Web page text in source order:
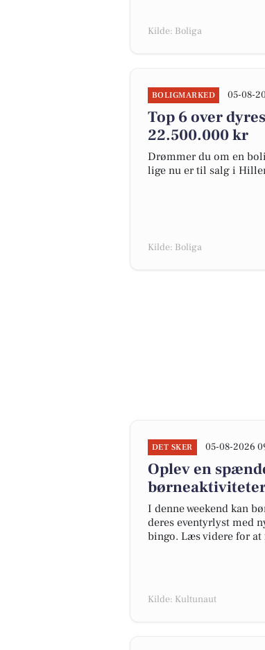
Kilde: Boliga
BOLIGMARKED 05-08-
Top 6 over
22.500.000 kr
Drømmer du om en
lige nu er til salg i
Kilde: Boliga
DET SKER 05-08-2026
Oplev en
I denne weekend kan
deres eventyrlyst med
bingo. Læs videre for
Kilde: Kultunaut